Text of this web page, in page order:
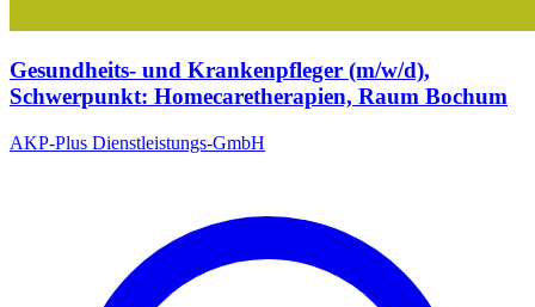
Gesundheits- und Krankenpfleger (m/w/d),
Schwerpunkt: Homecaretherapien, Raum Bochum
AKP-Plus Dienstleistungs-GmbH